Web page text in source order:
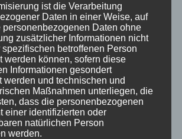
ist die Verarbeitung
Daten in einer Weise, auf
personenbezogenen Daten ohne
zusätzlicher Informationen nicht
spezifischen betroffenen Person
werden können, sofern diese
Informationen gesondert
werden und technischen und
Maßnahmen unterliegen, die
dass die personenbezogenen
einer identifizierten oder
natürlichen Person
werden.